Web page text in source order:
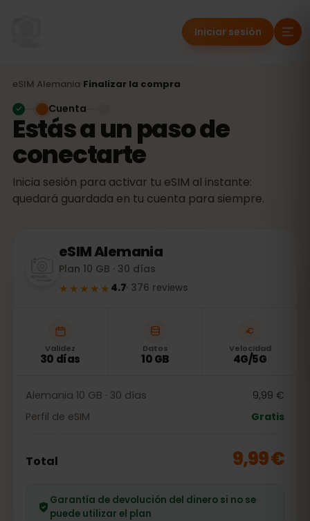
Iniciar sesión
eSIM Alemania Finalizar la compra
Estás a un paso de
conectarte
Inicia sesión para activar tu eSIM al instante:
quedará guardada en tu cuenta para siempre.
Cuenta
eSIMAlemania
Plan 10 GB · 30 días
★★★★★ 4.7· 376 reviews
Validez
30 días
Datos
10 GB
Velocidad
4G/5G
Alemania 10 GB · 30 días
9,99 €
Perfil de eSIM
Gratis
Total 9,99 €
Garantía de devolución del dinero si no se
puede utilizar el plan